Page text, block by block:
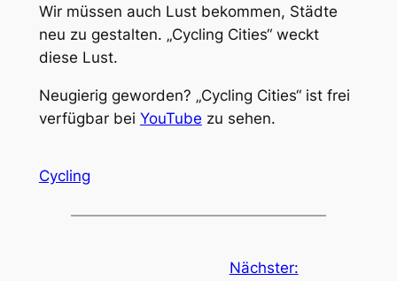
Wir müssen auch Lust bekommen, Städte
neu zu gestalten. „Cycling Cities“ weckt
diese Lust.
Neugierig geworden? „Cycling Cities“ ist frei
verfügbar bei YouTube zu sehen.
Cycling
Nächster: